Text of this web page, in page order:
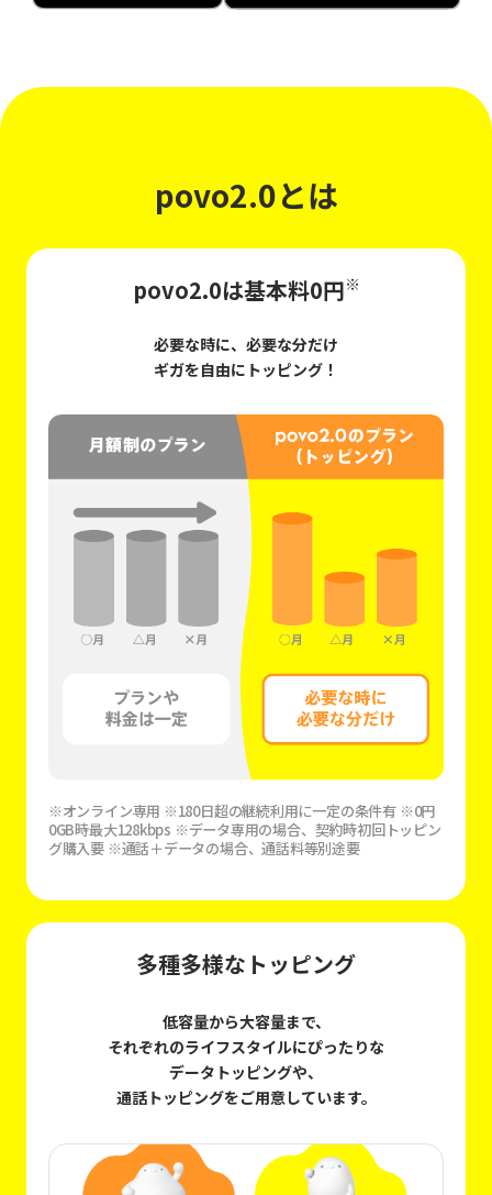
povo2.0とは
povo2.0は基本料0円※
必要な時に、必要な分だけ
ギガを自由にトッピング！
※オンライン専用 ※180日超の継続利用に一定の条件有 ※0円
0GB時最大128kbps ※データ専用の場合、契約時初回トッピン
グ購入要 ※通話＋データの場合、通話料等別途要
多種多様なトッピング
低容量から大容量まで、
それぞれのライフスタイルにぴったりな
データトッピングや、
通話トッピングをご用意しています。